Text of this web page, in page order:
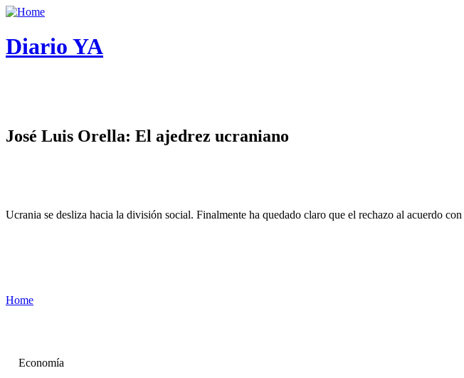
Diario YA
José Luis Orella: El ajedrez ucraniano
Ucrania se desliza hacia la división social. Finalmente ha quedado claro que el rechazo al acuerdo
Home
Economía